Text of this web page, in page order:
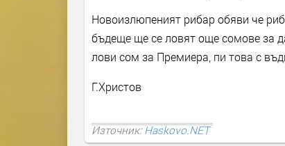
Новоизлюпеният рибар обяви че
бъдеще ще се ловят още сомове за
лови сом за Премиера, пи това с
Г.Христов
Източник:Haskovo.NET